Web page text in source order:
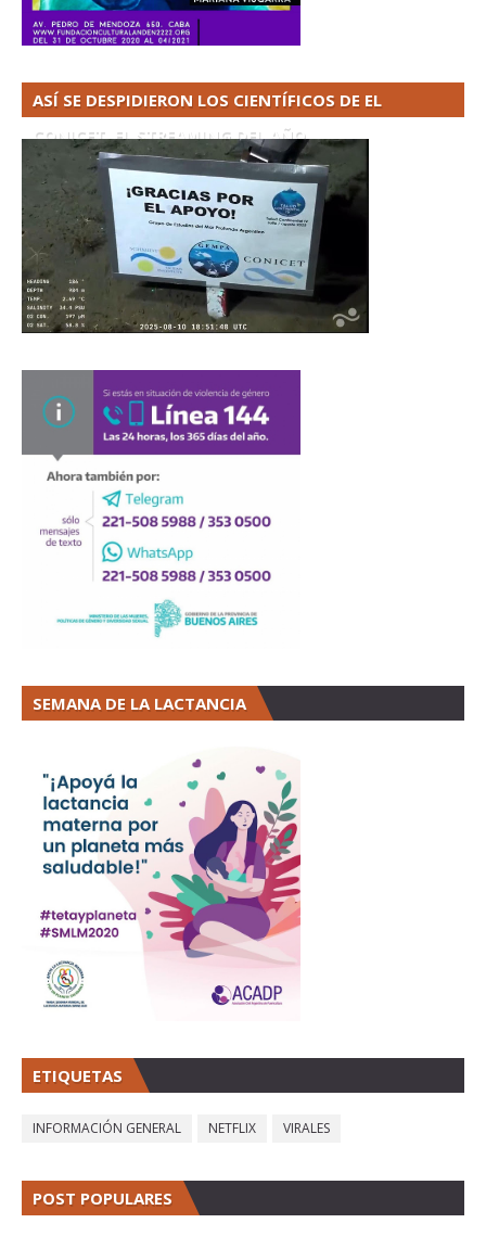
ASÍ SE DESPIDIERON LOS CIENTÍFICOS DE EL
CONICET. EL STREAMING DEL AÑO
SEMANA DE LA LACTANCIA
ETIQUETAS
INFORMACIÓN GENERAL NETFLIX VIRALES
POST POPULARES